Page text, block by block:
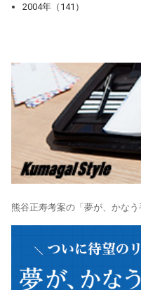
2004年（141）
熊谷正寿考案の「夢が、かな